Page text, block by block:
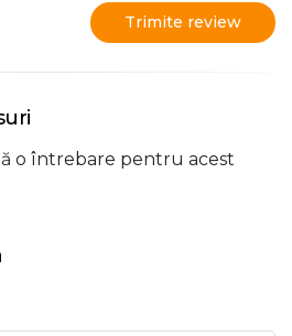
Trimite review
o întrebare pentru acest